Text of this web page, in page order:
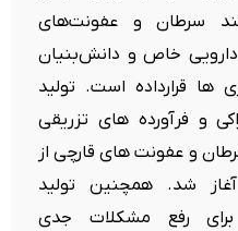
سرطان و عفونت‌های
دارویی خاص و دانش‌بنیان
ها قرارداده است. تولید
و فرآورده های تزریقی
و عفونت های قارچی از
آغاز شد. همچنین تولید
برای رفع مشکلات جدی